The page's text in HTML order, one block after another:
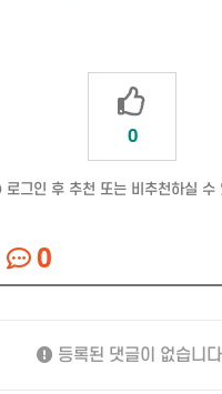
0
로그인 후 추천 또는 비추천하실 수
0
등록된 댓글이 없습니